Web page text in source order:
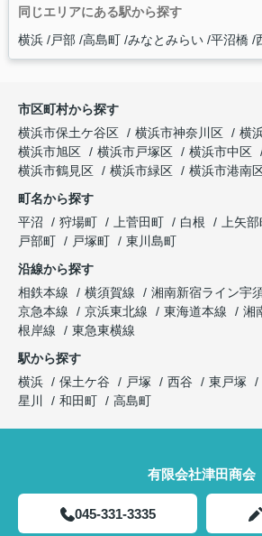
同じエリアにある駅から探す
横浜 戸部 高島町 みなとみらい 平沼橋
市区町村から探す
横浜市保土ケ谷区
横浜市神奈川区
横
横浜市旭区
横浜市戸塚区 横浜市中区
横浜市鶴見区
横浜市緑区
横浜市港南
町名から探す
平沼
狩場町 上菅田町 白根 上矢
戸部町
戸塚町
東川島町
沿線から探す
相鉄本線
横須賀線 湘南新宿ライン宇
京急本線
京浜東北線 東海道本線
湘
根岸線
東急東横線
駅から探す
横浜
保土ケ谷 戸塚 西谷 東戸塚
星川
和田町 高島町
有限会社津田商会
045-331-3335